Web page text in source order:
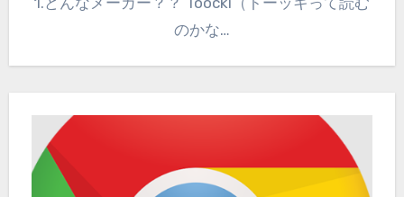
のかな…